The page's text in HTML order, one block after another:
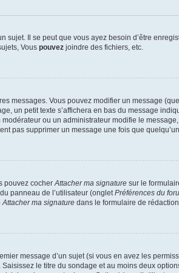
Il se peut que vous ayez besoin d’être
Vous pouvez joindre des fichiers, etc.
messages. Vous pouvez modifier un message
un petit texte s’affichera en bas du message
ou un administrateur modifie le
pas supprimer un message une fois que
pouvez cocherAttacher ma signature sur le
panneau de l’utilisateur (ongletPréférences du
Attacher ma signature dans le formulaire de
message d’un sujet (si vous en avez les
le titre du sondage et au moins deux